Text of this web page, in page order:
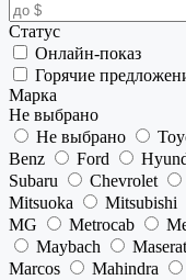
Статус
Онлайн-показ
Горячие
Марка
Не выбрано
Не выбрано
Benz
Ford
Subaru
Chevrolet
Mitsuoka
Mitsubishi
MG
Metrocab
Maybach
Marcos
Mahindra